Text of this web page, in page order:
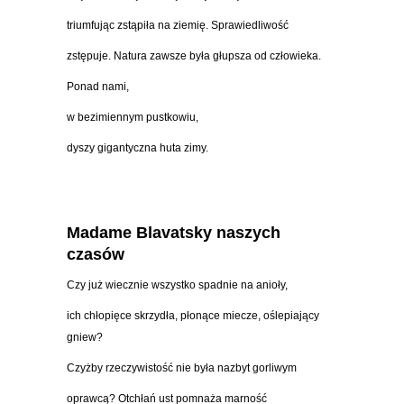
triumfując zstąpiła na ziemię. Sprawiedliwość
zstępuje. Natura zawsze była głupsza od człowieka.
Ponad nami,
w bezimiennym pustkowiu,
dyszy gigantyczna huta zimy.
Madame Blavatsky naszych
czasów
Czy już wiecznie wszystko spadnie na anioły,
ich chłopięce skrzydła, płonące miecze, oślepiający
gniew?
Czyżby rzeczywistość nie była nazbyt gorliwym
oprawcą? Otchłań ust pomnaża marność